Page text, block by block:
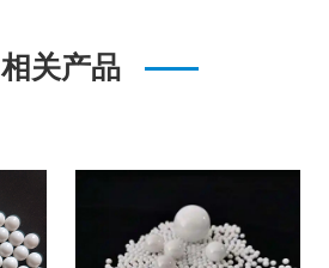
相关产品